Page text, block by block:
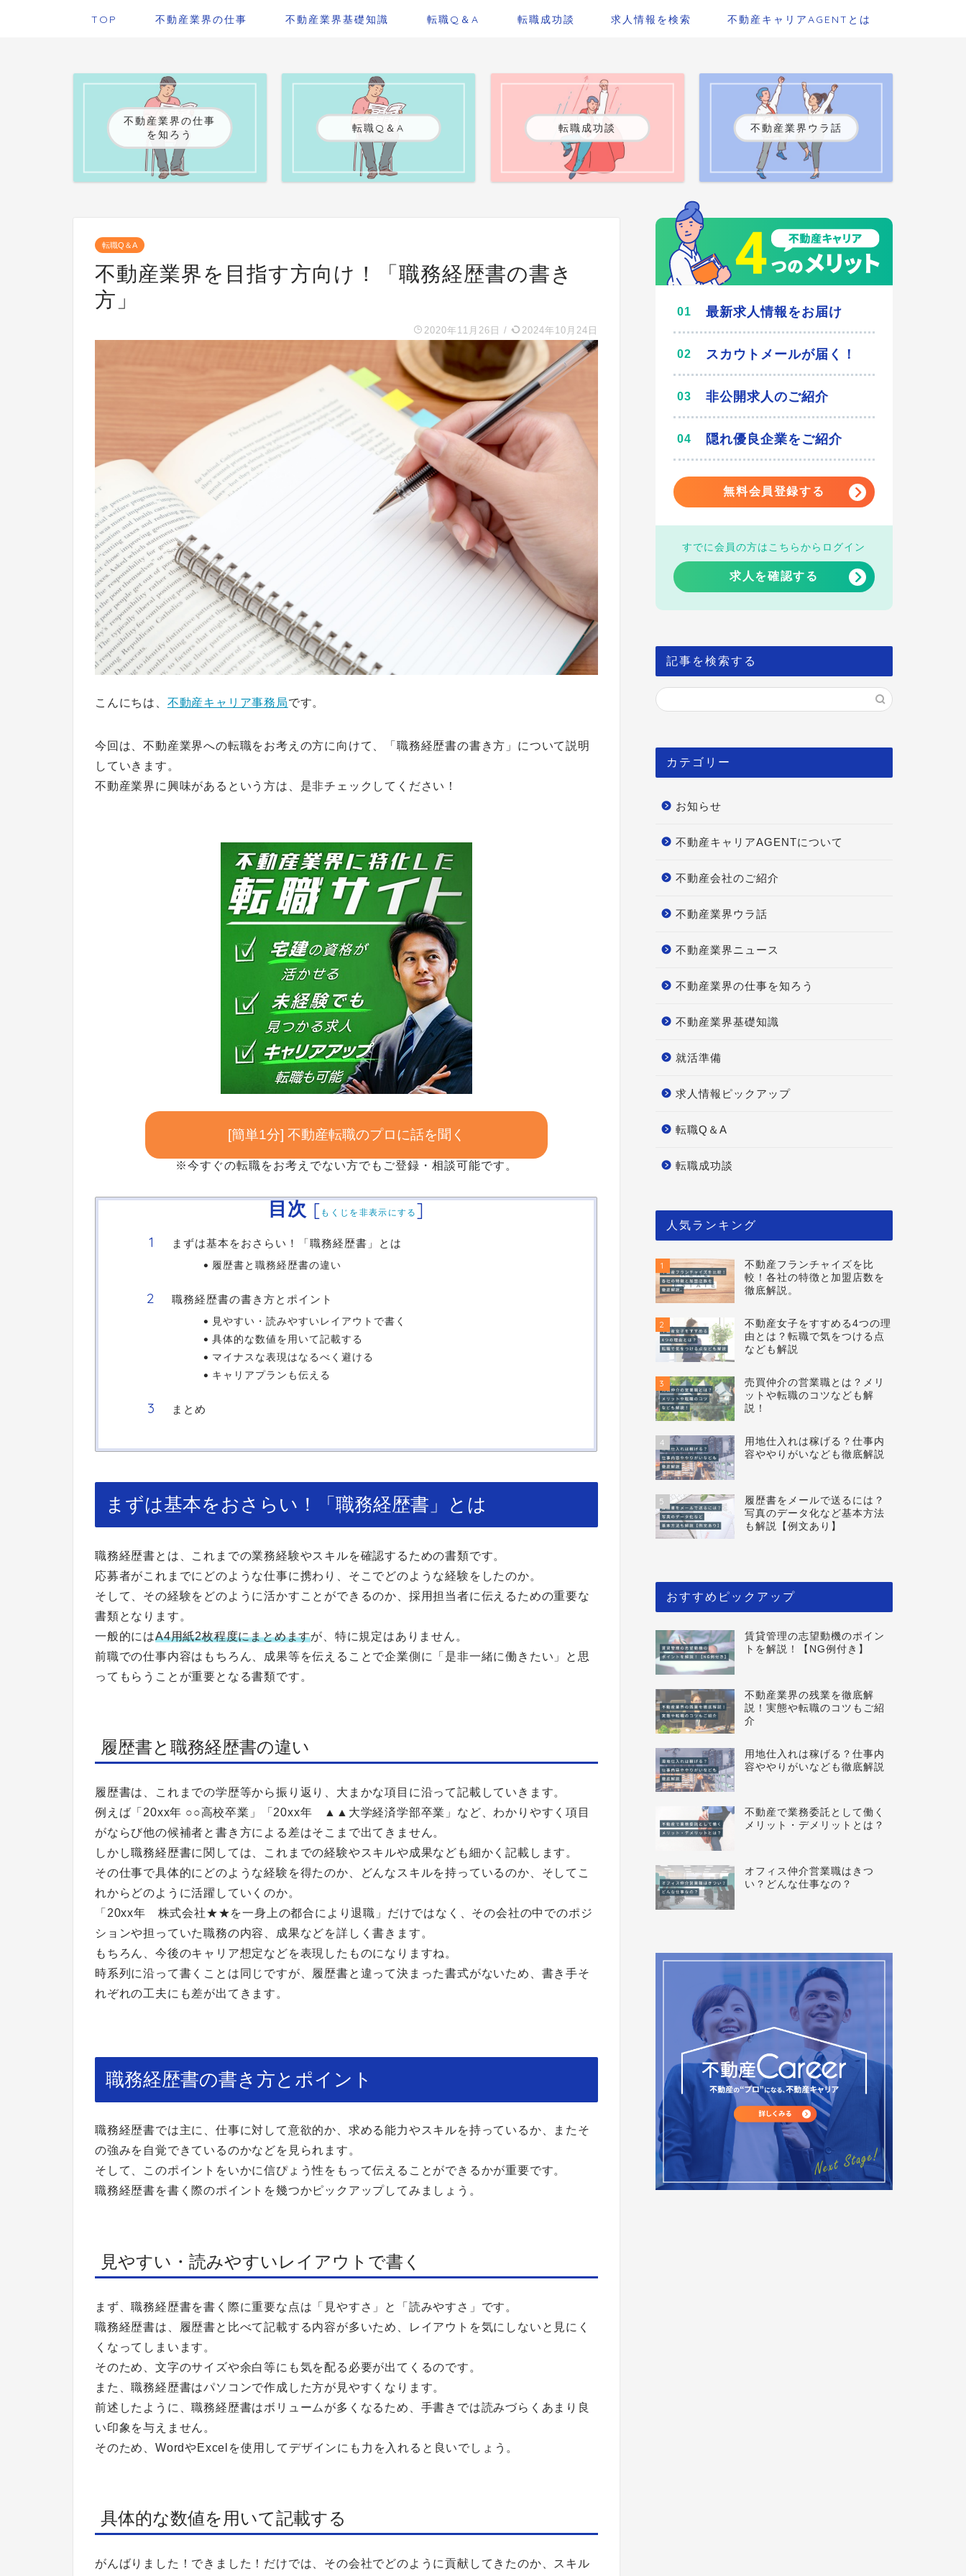
TOP 不動産業界の仕事 不動産業界基礎知識 転職Q＆A 転職成功談 求人情報を検索 不動産キャリアAGENTとは
不動産業界の仕事
を知ろう
転職Q＆A 転職成功談 不動産業界ウラ話
転職Q＆A
不動産業界を目指す方向け！「職務経歴書の書き
方」
2020年11月26日 / 2024年10月24日
こんにちは、 不動産キャリア事務局です。
今回は、不動産業界への転職をお考えの方に向けて、「職務経歴書の書き方」について説明
していきます。
不動産業界に興味があるという方は、是非チェックしてください！
[簡単1分] 不動産転職のプロに話を聞く
※今すぐの転職をお考えでない方でもご登録・相談可能です。
目次 [ もくじを非表示にする ]
まずは基本をおさらい！「職務経歴書」とは
履歴書と職務経歴書の違い
職務経歴書の書き方とポイント
見やすい・読みやすいレイアウトで書く
具体的な数値を用いて記載する
マイナスな表現はなるべく避ける
キャリアプランも伝える
まとめ
まずは基本をおさらい！「職務経歴書」とは
職務経歴書とは、これまでの業務経験やスキルを確認するための書類です。
応募者がこれまでにどのような仕事に携わり、そこでどのような経験をしたのか。
そして、その経験をどのように活かすことができるのか、採用担当者に伝えるための重要な
書類となります。
一般的にはA4用紙2枚程度にまとめますが、特に規定はありません。
前職での仕事内容はもちろん、成果等を伝えることで企業側に「是非一緒に働きたい」と思
ってもらうことが重要となる書類です。
履歴書と職務経歴書の違い
履歴書は、これまでの学歴等から振り返り、大まかな項目に沿って記載していきます。
例えば「20xx年 ○○高校卒業」「20xx年 ▲▲大学経済学部卒業」など、わかりやすく項目
がならび他の候補者と書き方による差はそこまで出てきません。
しかし職務経歴書に関しては、これまでの経験やスキルや成果なども細かく記載します。
その仕事で具体的にどのような経験を得たのか、どんなスキルを持っているのか、そしてこ
れからどのように活躍していくのか。
「20xx年 株式会社★★を一身上の都合により退職」だけではなく、その会社の中でのポジ
ションや担っていた職務の内容、成果などを詳しく書きます。
もちろん、今後のキャリア想定などを表現したものになりますね。
時系列に沿って書くことは同じですが、履歴書と違って決まった書式がないため、書き手そ
れぞれの工夫にも差が出てきます。
職務経歴書の書き方とポイント
職務経歴書では主に、仕事に対して意欲的か、求める能力やスキルを持っているか、またそ
の強みを自覚できているのかなどを見られます。
そして、このポイントをいかに信ぴょう性をもって伝えることができるかが重要です。
職務経歴書を書く際のポイントを幾つかピックアップしてみましょう。
見やすい・読みやすいレイアウトで書く
まず、職務経歴書を書く際に重要な点は「見やすさ」と「読みやすさ」です。
職務経歴書は、履歴書と比べて記載する内容が多いため、レイアウトを気にしないと見にく
くなってしまいます。
そのため、文字のサイズや余白等にも気を配る必要が出てくるのです。
また、職務経歴書はパソコンで作成した方が見やすくなります。
前述したように、職務経歴書はボリュームが多くなるため、手書きでは読みづらくあまり良
い印象を与えません。
そのため、WordやExcelを使用してデザインにも力を入れると良いでしょう。
具体的な数値を用いて記載する
がんばりました！できました！だけでは、その会社でどのように貢献してきたのか、スキル
最新求人情報をお届け
スカウトメールが届く！
非公開求人のご紹介
隠れ優良企業をご紹介
無料会員登録する
すでに会員の方はこちらからログイン
求人を確認する
記事を検索する
カテゴリー
お知らせ
不動産キャリアAGENTについて
不動産会社のご紹介
不動産業界ウラ話
不動産業界ニュース
不動産業界の仕事を知ろう
不動産業界基礎知識
就活準備
求人情報ピックアップ
転職Q＆A
転職成功談
人気ランキング
1
不動産フランチャイズを比
較！各社の特徴と加盟店数を
徹底解説。
2
不動産女子をすすめる4つの理
由とは？転職で気をつける点
なども解説
3
売買仲介の営業職とは？メリ
ットや転職のコツなども解
説！
4
用地仕入れは稼げる？仕事内
容ややりがいなども徹底解説
5
履歴書をメールで送るには？
写真のデータ化など基本方法
も解説【例文あり】
おすすめピックアップ
賃貸管理の志望動機のポイン
トを解説！【NG例付き】
不動産業界の残業を徹底解
説！実態や転職のコツもご紹
介
用地仕入れは稼げる？仕事内
容ややりがいなども徹底解説
不動産で業務委託として働く
メリット・デメリットとは？
オフィス仲介営業職はきつ
い？どんな仕事なの？